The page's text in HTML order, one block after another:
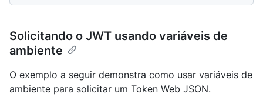
Solicitando o JWT usando variáveis de
ambiente
O exemplo a seguir demonstra como usar variáveis de
ambiente para solicitar um Token Web JSON.